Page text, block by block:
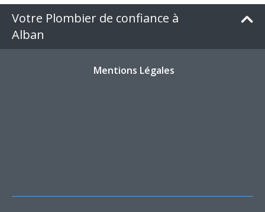
Votre Plombier de confiance à
Alban
Mentions Légales